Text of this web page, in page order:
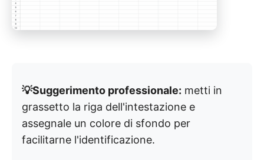
💡Suggerimento professionale: metti in
grassetto la riga dell'intestazione e
assegnale un colore di sfondo per
facilitarne l'identificazione.